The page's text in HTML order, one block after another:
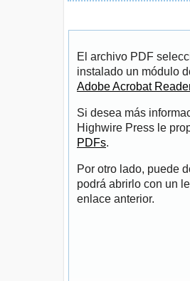
El archivo PDF
instalado un módulo
Adobe Acrobat
Si desea más
Highwire Press le
PDFs.
Por otro lado, puede
podrá abrirlo con un
enlace anterior.